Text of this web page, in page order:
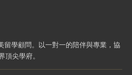
留學顧問。以一對一的陪伴與專業，協
頂尖學府。